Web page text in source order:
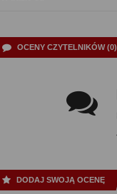
OCENY CZYTELNIKÓW (0)
DODAJ SWOJĄ OCENĘ